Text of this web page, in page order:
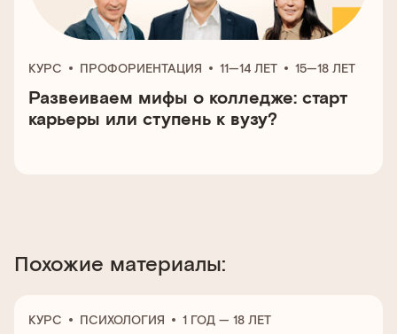
КУРС ПРОФОРИЕНТАЦИЯ 11—14 ЛЕТ 15—18 ЛЕТ
Развеиваем мифы о колледже: старт
карьеры или ступень к вузу?
Похожие материалы:
КУРС ПСИХОЛОГИЯ 1 ГОД — 18 ЛЕТ